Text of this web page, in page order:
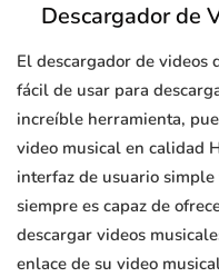
Descargador de
El descargador de videos
fácil de usar para
increíble herramienta,
video musical en calidad
interfaz de usuario
siempre es capaz de
descargar videos
enlace de su video